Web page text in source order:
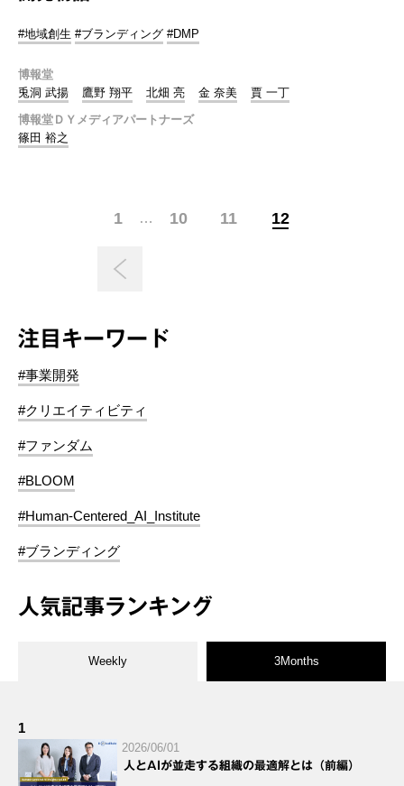
#地域創生 #ブランディング #DMP
博報堂
兎洞 武揚
鷹野 翔平 北畑 亮 金 奈美
賈 一丁
博報堂ＤＹメディアパートナーズ
篠田 裕之
1 … 10 11 12
注目キーワード
#事業開発
#クリエイティビティ
#ファンダム
#BLOOM
#Human-Centered_AI_Institute
#ブランディング
人気記事ランキング
Weekly 3Months
1
2026/06/01
人とAIが並走する組織の最適解とは（前編）